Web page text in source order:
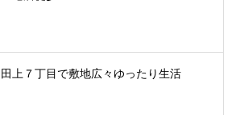
田上７丁目で敷地広々ゆったり生活